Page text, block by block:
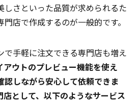
しさといった品質が求められるた
店で作成するのが一般的です。
で手軽に注文できる専門店も増え
アウトのプレビュー機能を使え
認しながら安心して依頼できま
店として、以下のようなサービス